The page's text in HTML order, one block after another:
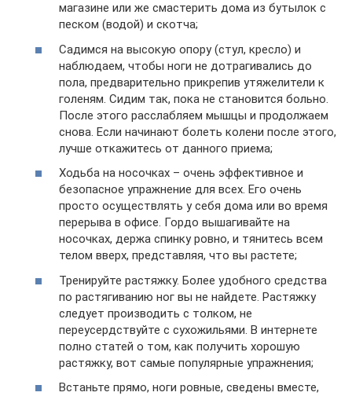
магазине или же смастерить дома из бутылок с
песком (водой) и скотча;
Садимся на высокую опору (стул, кресло) и
наблюдаем, чтобы ноги не дотрагивались до
пола, предварительно прикрепив утяжелители к
голеням. Сидим так, пока не становится больно.
После этого расслабляем мышцы и продолжаем
снова. Если начинают болеть колени после этого,
лучше откажитесь от данного приема;
Ходьба на носочках – очень эффективное и
безопасное упражнение для всех. Его очень
просто осуществлять у себя дома или во время
перерыва в офисе. Гордо вышагивайте на
носочках, держа спинку ровно, и тянитесь всем
телом вверх, представляя, что вы растете;
Тренируйте растяжку. Более удобного средства
по растягиванию ног вы не найдете. Растяжку
следует производить с толком, не
переусердствуйте с сухожильями. В интернете
полно статей о том, как получить хорошую
растяжку, вот самые популярные упражнения;
Встаньте прямо, ноги ровные, сведены вместе,